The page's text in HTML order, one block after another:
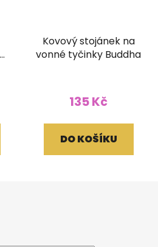
Kovový stojánek na
vonné tyčinky Buddha
135 Kč
DO KOŠÍKU